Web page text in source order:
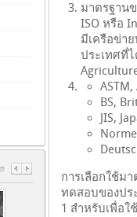
มาตรฐาน
ISO หรือ
มีเครือข่า
ประเทศที่
BS,
JIS,
การเลือกใช้ม
ทดสอบของปร
1 สำหรับเพื่อใ